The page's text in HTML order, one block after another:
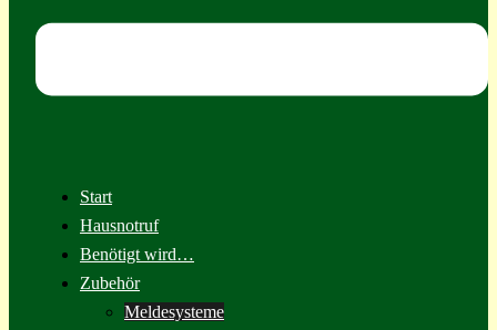
Start
Hausnotruf
Benötigt wird…
Zubehör
Meldesysteme